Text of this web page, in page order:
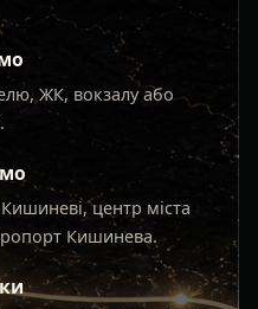
ЖК, вокзалу або
центр міста
Кишинева.